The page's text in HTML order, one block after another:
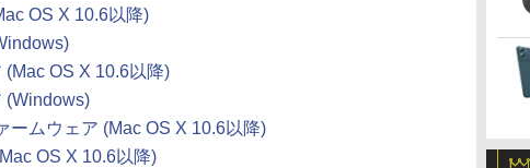
OS X 10.6以降)
OS X 10.6以降)
(Windows)
ームウェア (Mac OS X 10.6以降)
OS X 10.6以降)